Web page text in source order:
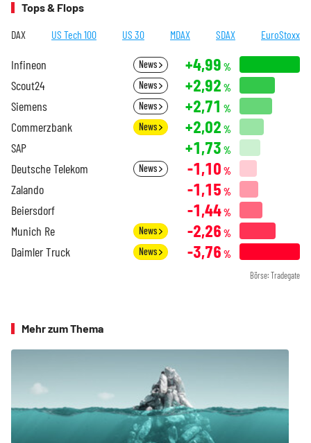
Tops & Flops
DAX US Tech 100 US 30 MDAX SDAX EuroStoxx
Infineon News +4,99 %
Scout24 News +2,92 %
Siemens News +2,71 %
Commerzbank News +2,02 %
SAP +1,73 %
Deutsche Telekom News -1,10 %
Zalando -1,15 %
Beiersdorf -1,44%
Munich Re News -2,26 %
Daimler Truck News -3,76 %
Börse: Tradegate
Mehr zum Thema